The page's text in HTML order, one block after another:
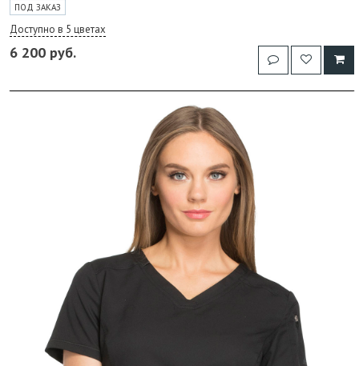
ПОД ЗАКАЗ
Доступно в 5 цветах
6 200 руб.